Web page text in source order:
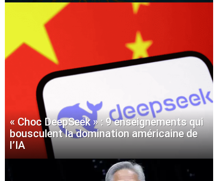
« Choc DeepSeek » : 9 enseignements qui
bousculent la domination américaine de
l’IA